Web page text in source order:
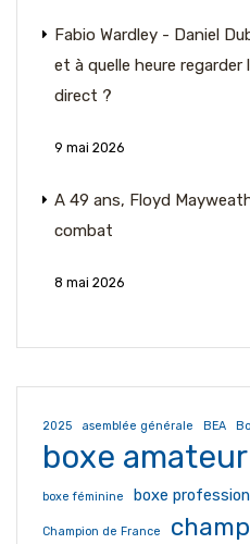
Fabio Wardley - Daniel
et à quelle heure
direct ?
9 mai 2026
A 49 ans, Floyd
combat
8 mai 2026
2025 asemblée générale BEA
boxe amateur
boxe féminine boxe
Champion de France